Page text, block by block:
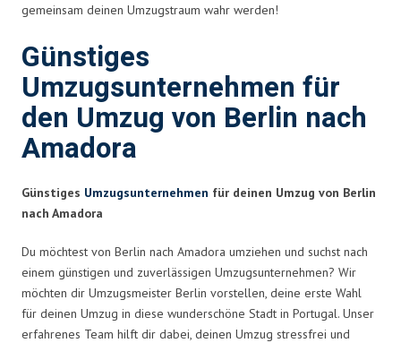
gemeinsam deinen Umzugstraum wahr werden!
Günstiges
Umzugsunternehmen für
den Umzug von Berlin nach
Amadora
Günstiges Umzugsunternehmen für deinen Umzug von Berlin
nach Amadora
Du möchtest von Berlin nach Amadora umziehen und suchst nach
einem günstigen und zuverlässigen Umzugsunternehmen? Wir
möchten dir Umzugsmeister Berlin vorstellen, deine erste Wahl
für deinen Umzug in diese wunderschöne Stadt in Portugal. Unser
erfahrenes Team hilft dir dabei, deinen Umzug stressfrei und